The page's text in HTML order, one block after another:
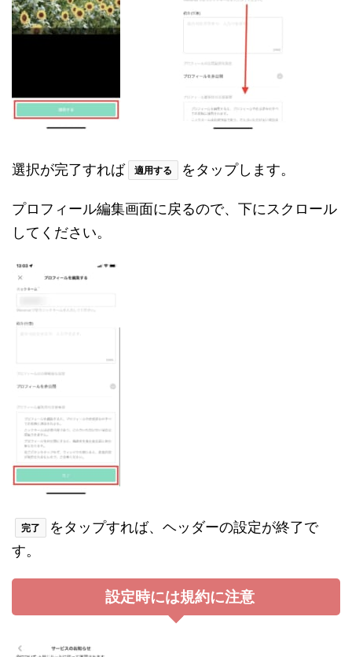
選択が完了すれば 適用する をタップします。
プロフィール編集画面に戻るので、下にスクロール
してください。
完了
をタップすれば、ヘッダーの設定が終了で
す。
設定時には規約に注意